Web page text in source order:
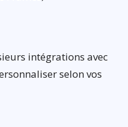
intégrations avec
selon vos